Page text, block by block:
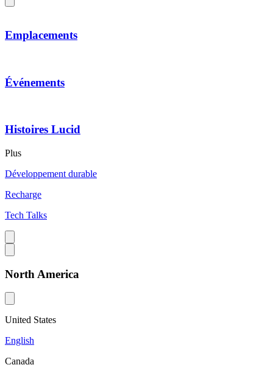
Emplacements
Événements
Histoires Lucid
Plus
Développement durable
Recharge
Tech Talks
North America
United States
English
Canada